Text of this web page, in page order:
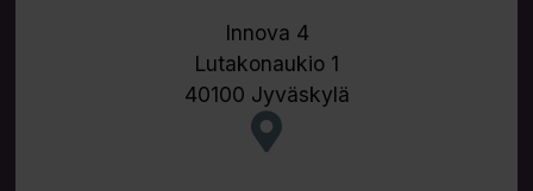
Innova 4
Lutakonaukio 1
40100 Jyväskylä